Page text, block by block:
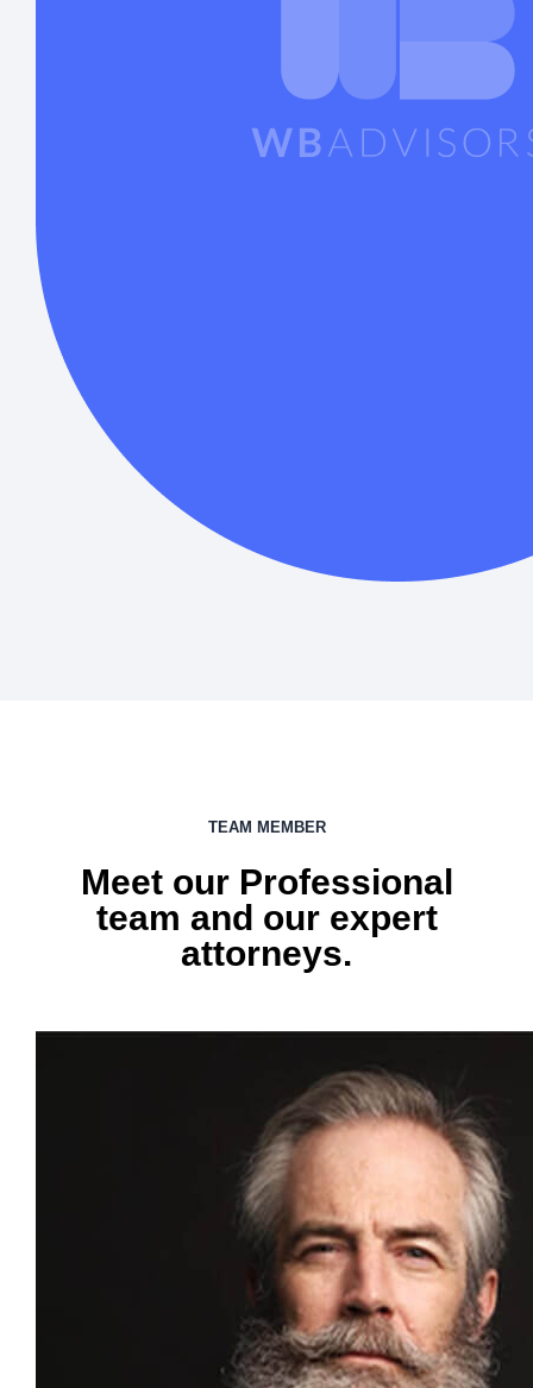
TEAM MEMBER
Meet our Professional
team and our expert
attorneys.